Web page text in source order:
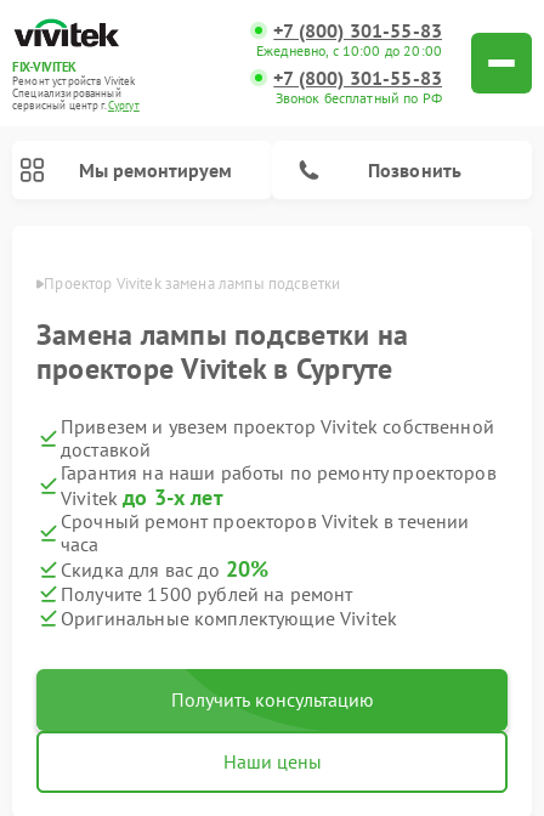
FIX-VIVITEK
Ремонт устройств Vivitek
Специализированный
cервисный центр г.Сургут
+7 (800) 301-55-83
Ежедневно, с 10:00 до 20:00
+7 (800) 301-55-83
Звонок бесплатный по РФ
Мы ремонтируем Позвонить
Проектор Vivitek замена лампы подсветки
Замена лампы подсветки на
проекторе Vivitek в Сургуте
Привезем и увезем проектор Vivitek собственной
доставкой
Гарантия на наши работы по ремонту проекторов
Vivitekдо 3-х лет
Срочный ремонт проекторов Vivitek в течении
часа
Скидка для вас до 20%
Получите 1500 рублей на ремонт
Оригинальные комплектующие Vivitek
Получить консультацию
Наши цены